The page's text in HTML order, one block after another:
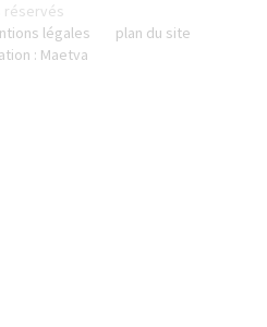
réservés
légales
plan du site
: Maetva